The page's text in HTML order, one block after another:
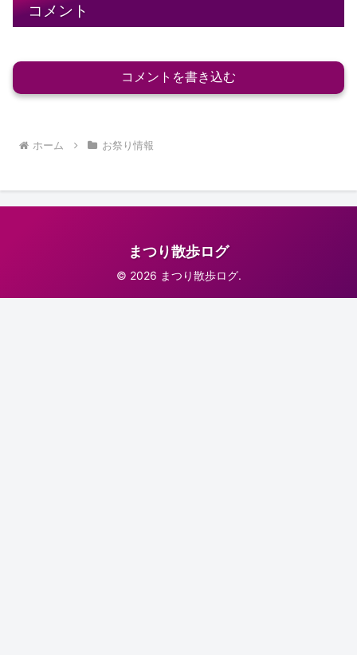
コメント
コメントを書き込む
ホーム お祭り情報
まつり散歩ログ
© 2026 まつり散歩ログ.